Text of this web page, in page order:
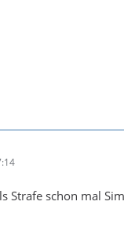
Strafe schon mal